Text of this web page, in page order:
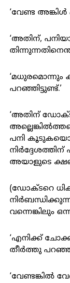
‘വേണ്ട
‘അതിന്,
‘മധുരമൊന്നും
പറഞ്ഞിട്ടുണ്ട്.’
‘അതിന്
പനി
അയാളുടെ
(ഡോക്ടറെ
വന്നെങ്കിലും
‘എനിക്ക്
തീർത്തു
‘വേണ്ടങ്കിൽ